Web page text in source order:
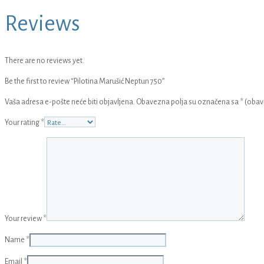
Reviews
There are no reviews yet.
Be the first to review “Pilotina Marušić Neptun 750”
Vaša adresa e-pošte neće biti objavljena. Obavezna polja su označena sa *
Your rating *
Your review*
Name *
Email *